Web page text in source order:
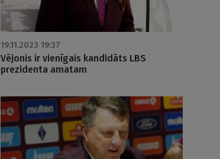
19.11.2023 19:37
Vējonis ir vienīgais kandidāts LBS
prezidenta amatam